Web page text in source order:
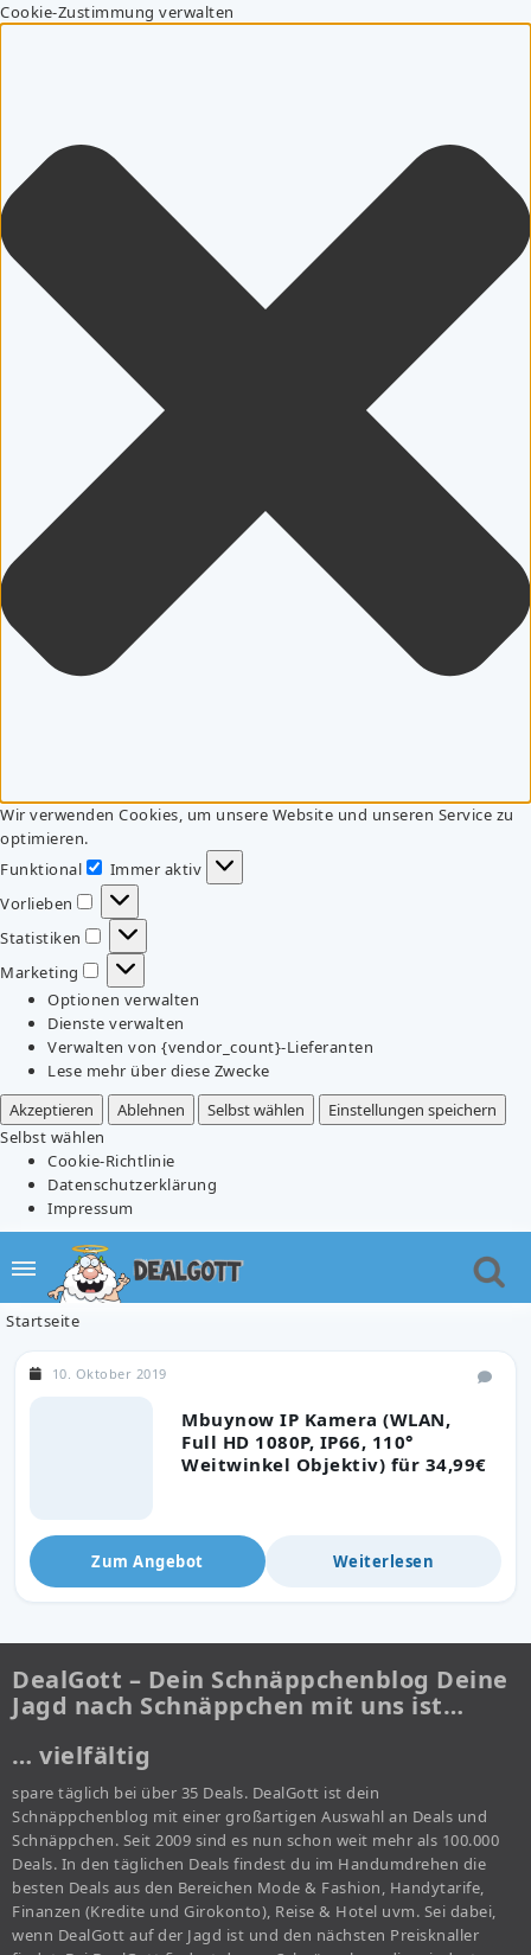
Cookie-Zustimmung verwalten
Wir verwenden Cookies, um unsere Website und unseren Service zu
optimieren.
Funktional
Funktional
Immer aktiv
Vorlieben
Vorlieben
Statistiken
Statistiken
Marketing
Marketing
Optionen verwalten
Dienste verwalten
Verwalten von {vendor_count}-Lieferanten
Lese mehr über diese Zwecke
Akzeptieren
Ablehnen Selbst wählen
Einstellungen speichern
Selbst wählen
Cookie-Richtlinie
Datenschutzerklärung
Impressum
Startseite
Mbuynow IP Kamera (WLAN,
Full HD 1080P, IP66, 110°
Weitwinkel Objektiv) für 34,99€
10. Oktober 2019
Zum Angebot Weiterlesen
DealGott – Dein Schnäppchenblog Deine
Jagd nach Schnäppchen mit uns ist…
… vielfältig
spare täglich bei über 35 Deals. DealGott ist dein
Schnäppchenblog mit einer großartigen Auswahl an Deals und
Schnäppchen. Seit 2009 sind es nun schon weit mehr als 100.000
Deals. In den täglichen Deals findest du im Handumdrehen die
besten Deals aus den Bereichen Mode & Fashion, Handytarife,
Finanzen (Kredite und Girokonto), Reise & Hotel uvm. Sei dabei,
wenn DealGott auf der Jagd ist und den nächsten Preisknaller